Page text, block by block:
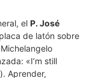
el P. José
de latón sobre
«I’m still
Aprender,